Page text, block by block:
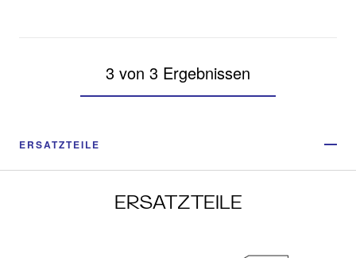
3 von 3 Ergebnissen
ERSATZTEILE
ERSATZTEILE